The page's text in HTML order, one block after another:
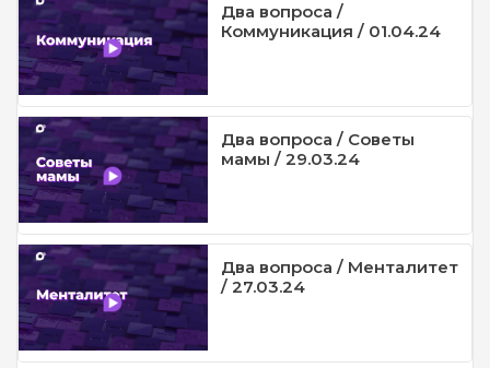
Два вопроса /
Коммуникация / 01.04.24
Два вопроса / Советы
мамы / 29.03.24
Два вопроса / Менталитет
/ 27.03.24